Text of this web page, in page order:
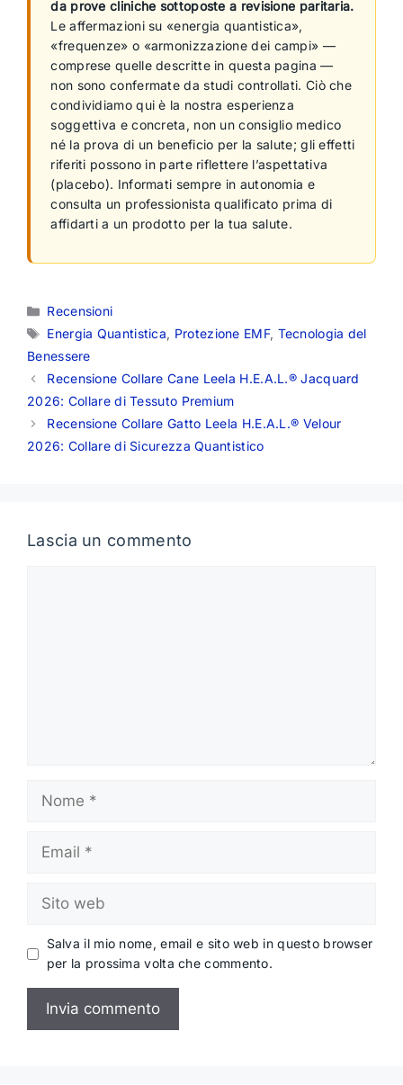
da prove cliniche sottoposte a revisione paritaria.
Le affermazioni su «energia quantistica»,
«frequenze» o «armonizzazione dei campi» —
comprese quelle descritte in questa pagina —
non sono confermate da studi controllati. Ciò che
condividiamo qui è la nostra esperienza
soggettiva e concreta, non un consiglio medico
né la prova di un beneficio per la salute; gli effetti
riferiti possono in parte riflettere l’aspettativa
(placebo). Informati sempre in autonomia e
consulta un professionista qualificato prima di
affidarti a un prodotto per la tua salute.
Categorie
Recensioni
Tag
Energia Quantistica, Protezione EMF, Tecnologia del
Benessere
Recensione Collare Cane Leela H.E.A.L.® Jacquard
2026: Collare di Tessuto Premium
Recensione Collare Gatto Leela H.E.A.L.® Velour
2026: Collare di Sicurezza Quantistico
Lascia un commento
web
Salva il mio nome, email e sito web in questo browser
per la prossima volta che commento.